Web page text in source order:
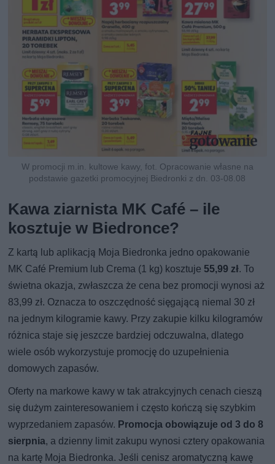
W promocji m.in. kultowe kawy, fot. Opracowanie własne na
podstawie gazetki promocyjnej Biedronki z dn. 03-08.08
Kawa ziarnista MK Café – ile
kosztuje w Biedronce?
Z kartą lub aplikacją Moja Biedronka jedno opakowanie
MK Café Premium lub Crema (1 kg) kosztuje 55,99 zł. To
świetna okazja, zwłaszcza że cena bez promocji wynosi aż
83,99 zł. Oznacza to oszczędność sięgającą niemal 30 zł
na jednym kilogramie kawy. Przy zakupie kilku kilogramów
różnica staje się jeszcze bardziej odczuwalna, dlatego
wiele osób wykorzystuje promocję do uzupełnienia
domowych zapasów.
Oferty na markowe kawy w tak atrakcyjnych cenach cieszą
się dużym zainteresowaniem i często kończą się szybkim
wyprzedaniem zapasów. Promocja obowiązuje od 3 do 8
sierpnia, a dzienny limit zakupu wynosi cztery opakowania
na kartę Moja Biedronka. Jeśli cenisz aromatyczną kawę